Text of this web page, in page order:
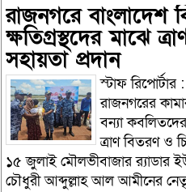
রাজনগরে বাংলাদেশ
ক্ষতিগ্রস্থদের মাঝে
সহায়তা প্রদান
স্টাফ
রাজনগরের
বন্যা কবলিতদের
ত্রাণ বিতরণ ও
১৫ জুলাই মৌলভীবাজার র‌্যাডার
চৌধুরী আব্দুল্লাহ আল আমীনের